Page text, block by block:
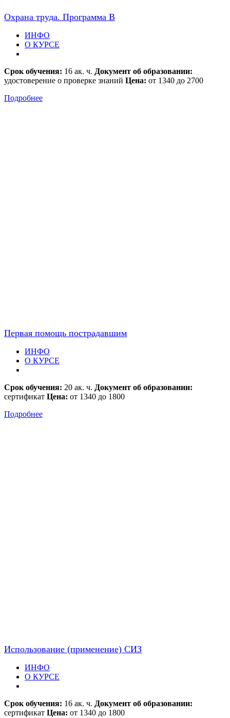
Охрана труда. Программа В
ИНФО
О КУРСЕ
Срок обучения: 16 ак. ч. Документ об образовании:
удостоверение о проверке знаний Цена: от 1340 до 2700
Подробнее
Первая помощь пострадавшим
ИНФО
О КУРСЕ
Срок обучения: 20 ак. ч. Документ об образовании:
сертификат Цена: от 1340 до 1800
Подробнее
Использование (применение) СИЗ
ИНФО
О КУРСЕ
Срок обучения: 16 ак. ч. Документ об образовании:
сертификат Цена: от 1340 до 1800